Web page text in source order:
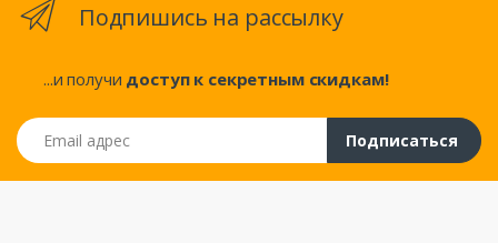
Подпишись на рассылку
...и получи доступ к секретным скидкам!
Email адрес
Подписаться